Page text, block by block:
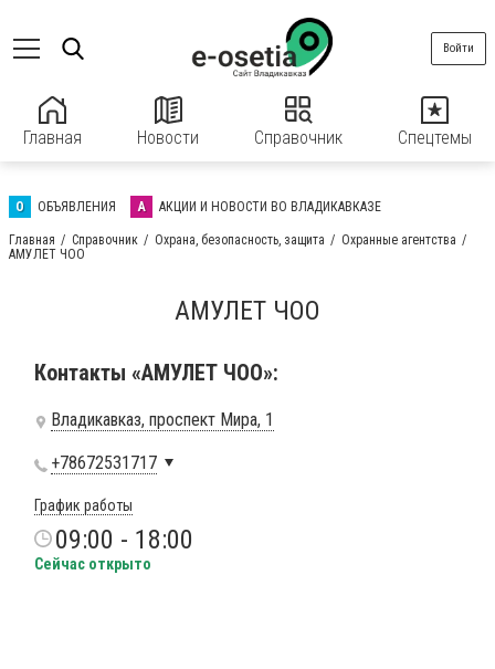
Главная Новости Справочник Спецтемы
Войти
О ОБЪЯВЛЕНИЯ А АКЦИИ И НОВОСТИ ВО ВЛАДИКАВКАЗЕ
Главная Справочник Охрана, безопасность, защита
Охранные агентства
АМУЛЕТ ЧОО
АМУЛЕТ ЧОО
Контакты «АМУЛЕТ ЧОО»:
Владикавказ, проспект Мира, 1
+78672531717
График работы
09:00 - 18:00
Сейчас открыто